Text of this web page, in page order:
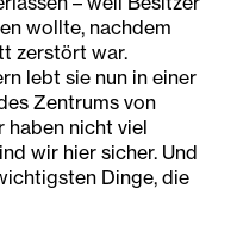
wollte, nachdem
zerstört war.
lebt sie nun in einer
Zentrums von
haben nicht viel
wir hier sicher. Und
Dinge, die